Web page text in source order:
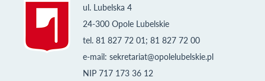
ul. Lubelska 4
24-300 Opole Lubelskie
tel. 81 827 72 01; 81 827 72 00
e-mail: sekretariat@opolelubelskie.pl
NIP 717 173 36 12